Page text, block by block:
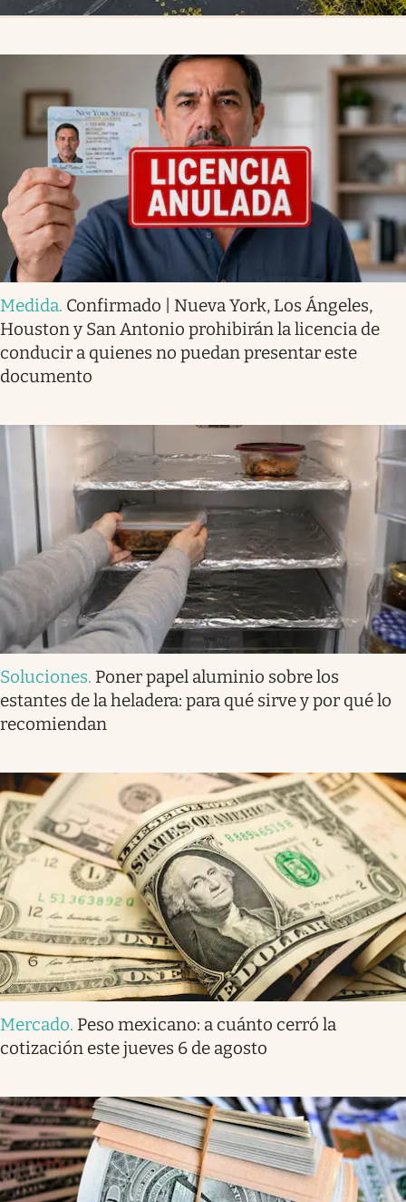
Medida. Confirmado | Nueva York, Los Ángeles,
Houston y San Antonio prohibirán la licencia de
conducir a quienes no puedan presentar este
documento
Soluciones. Poner papel aluminio sobre los
estantes de la heladera: para qué sirve y por qué lo
recomiendan
Mercado. Peso mexicano: a cuánto cerró la
cotización este jueves 6 de agosto